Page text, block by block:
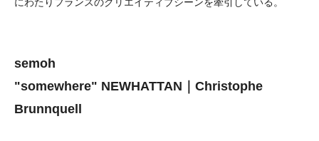
にわたりフランスのクリエイティブシーンを牽引している。
semoh
"somewhere" NEWHATTAN｜Christophe
Brunnquell